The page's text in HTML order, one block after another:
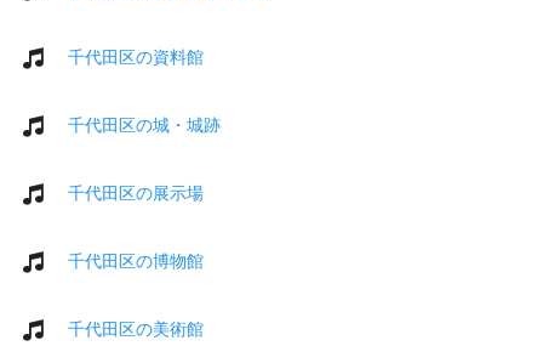
千代田区の資料館
千代田区の城・城跡
千代田区の展示場
千代田区の博物館
千代田区の美術館